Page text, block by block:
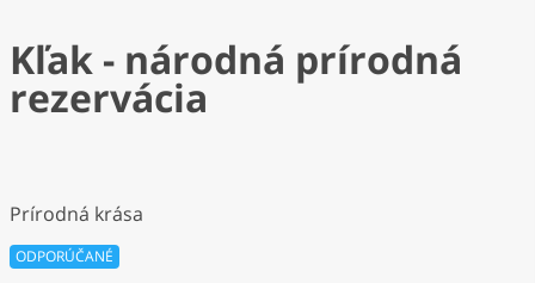
Kľak - národná prírodná
rezervácia
Prírodná krása
ODPORÚČANÉ